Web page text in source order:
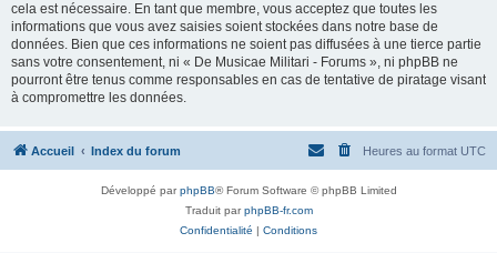
cela est nécessaire. En tant que membre, vous acceptez que toutes les
informations que vous avez saisies soient stockées dans notre base de
données. Bien que ces informations ne soient pas diffusées à une tierce partie
sans votre consentement, ni « De Musicae Militari - Forums », ni phpBB ne
pourront être tenus comme responsables en cas de tentative de piratage visant
à compromettre les données.
Accueil Index du forum Heures au format UTC
Développé parphpBB® Forum Software © phpBB Limited
Traduit parphpBB-fr.com
Confidentialité | Conditions